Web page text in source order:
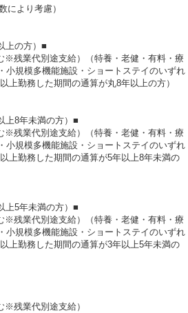
より考慮）
上の方）■
※残業代別途支給）（特養・老健・有料・療
小規模多機能施設・ショートステイのいずれ
上勤務した期間の通算が丸8年以上の方）
上8年未満の方）■
※残業代別途支給）（特養・老健・有料・療
小規模多機能施設・ショートステイのいずれ
上勤務した期間の通算が5年以上8年未満の
上5年未満の方）■
※残業代別途支給）（特養・老健・有料・療
小規模多機能施設・ショートステイのいずれ
上勤務した期間の通算が3年以上5年未満の
※残業代別途支給）